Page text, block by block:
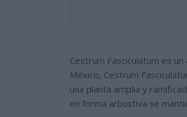
Cestrum Fasciculatum es
México, Cestrum
una planta amplia y
en forma arbustiva se